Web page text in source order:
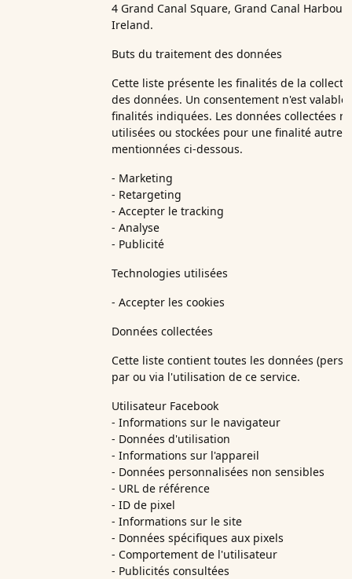
4 Grand Canal Square, Grand Canal
Ireland.
Buts du traitement des données
Cette liste présente les finalités de la
des données. Un consentement n'est
finalités indiquées. Les données collectées
utilisées ou stockées pour une finalité autre
mentionnées ci-dessous.
- Marketing
- Retargeting
- Accepter le tracking
- Analyse
- Publicité
Technologies utilisées
- Accepter les cookies
Données collectées
Cette liste contient toutes les données
par ou via l'utilisation de ce service.
Utilisateur Facebook
- Informations sur le navigateur
- Données d'utilisation
- Informations sur l'appareil
- Données personnalisées non sensibles
- URL de référence
- ID de pixel
- Informations sur le site
- Données spécifiques aux pixels
- Comportement de l'utilisateur
- Publicités consultées